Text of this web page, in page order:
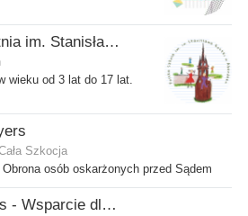
Polska Szkoła Sobotnia im. Stanisława Kostki
wieku od 3 lat do 17 lat.
Szkocja
osób oskarżonych przed Sądem
Epilepsy Connections - Wsparcie dla osób z epilepsją